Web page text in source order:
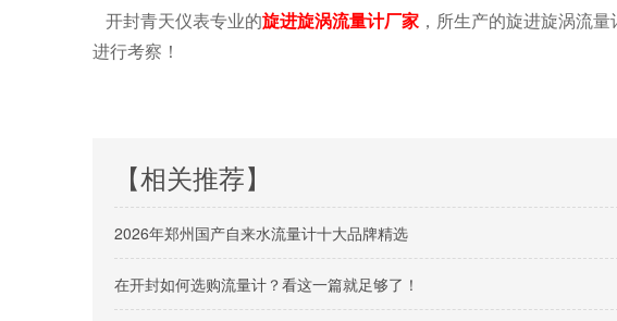
开封青天仪表专业的旋进旋涡流量计厂家 ，所生产的旋进旋涡流
进行考察！
【相关推荐】
2026年郑州国产自来水流量计十大品牌精选
在开封如何选购流量计？看这一篇就足够了！